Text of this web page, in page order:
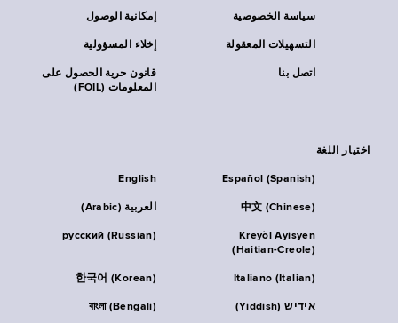
إمكانية الوصول سياسة الخصوصية
إخلاء المسؤولية التسهيلات المعقولة
قانون حرية الحصول على
المعلومات (FOIL)
اتصل بنا
اختيار اللغة
English Español (Spanish)
العربية (Arabic) 中文 (Chinese)
русский (Russian)
Kreyòl Ayisyen
(Haitian-Creole)
한국어 (Korean) Italiano (Italian)
বাংলা (Bengali) אידיש (Yiddish)